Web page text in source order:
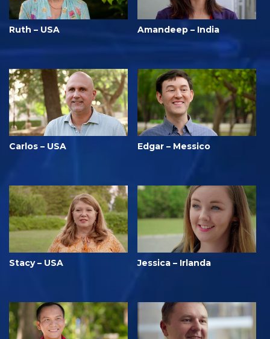
Ruth – USA Amandeep – India
Carlos – USA Edgar – Messico
Stacy – USA Jessica – Irlanda